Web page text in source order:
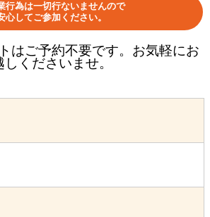
行為は一切行ないませんので
心してご参加ください。
はご予約不要です。お気軽にお
しくださいませ。